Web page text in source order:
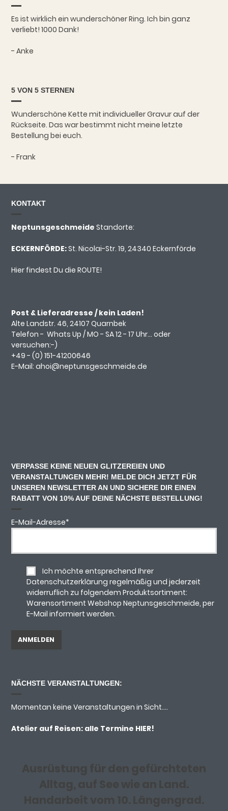
Es ist wirklich ein wunderschöner Ring. Ich bin ganz
verliebt! 1000 Dank!
- Anke
5 VON 5 STERNEN
Wunderschöne Kette mit individueller Gravur auf der
Rückseite. Das war bestimmt nicht meine letzte
Bestellung bei euch.
- Frank
KONTAKT
NeptunsgeschmeideStandorte:
ECKERNFÖRDE:St. Nicolai-Str. 19, 24340 Eckernförde
Hier findest Du die ROUTE!
Post & Lieferadresse / kein Laden!
Alte Landstr. 46, 24107 Quarnbek
Telefon -Whats Up / MO - SA 12 - 17 Uhr... oder
versuchen:-)
+49 - (0)151-41200646
E-Mail:ahoi@neptunsgeschmeide.de
VERPASSE KEINE NEUEN GLITZEREIEN UND
VERANSTALTUNGEN MEHR! MELDE DICH JETZT FÜR
UNSEREN NEWSLETTER AN UND SICHERE DIR EINEN
RABATT VON 10% AUF DEINE NÄCHSTE BESTELLUNG!
E-Mail-Adresse*
Ich möchte entsprechend Ihrer
Datenschutzerklärung regelmäßig und jederzeit
widerruflich zu folgendem Produktsortiment:
Warensortiment Webshop Neptunsgeschmeide, per
E-Mail informiert werden.
NÄCHSTE VERANSTALTUNGEN:
Momentan keine Veranstaltungen in Sicht....
Atelier auf Reisen: alle Termine HIER!
Ausrüstung für den gefürchteten
Alltag, auf See wie an Land.
Handarbeit vom 10. Längengrad.